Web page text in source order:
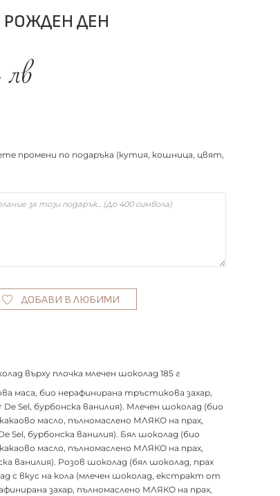
ДЕН
лв
промени по подаръка (кутия, кошница, цвят,
ДОБАВИ В ЛЮБИМИ
върху плочка млечен шоколад 185 г
маса, био нерафинирана тръстикова захар,
Sel, бурбонска ванилия). Млечен шоколад (био
масло, пълномаслено МЛЯКО на прах,
Sel, бурбонска ванилия). Бял шоколад (био
масло, пълномаслено МЛЯКО на прах,
ванилия). Розов шоколад (бял шоколад, прах
с вкус на кола (млечен шоколад, екстракт от
захар, пълномаслено МЛЯКО на прах,